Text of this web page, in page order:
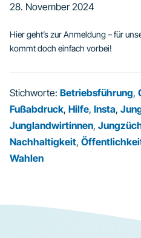
28. November 2024
Hier geht’s zur Anmeldung – für
kommt doch einfach vorbei!
Stichworte: Betriebsführung,
Fußabdruck, Hilfe, Insta,
Junglandwirtinnen,
Nachhaltigkeit,
Wahlen